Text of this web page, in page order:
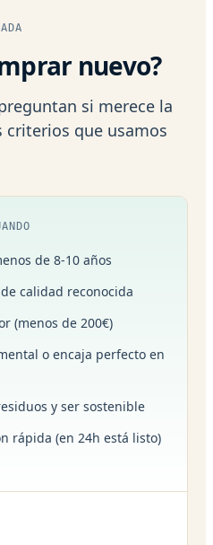
nuevo?
si merece la
criterios que usamos
de 8-10 años
calidad reconocida
(menos de 200€)
o encaja perfecto en
y ser sostenible
rápida (en 24h está listo)